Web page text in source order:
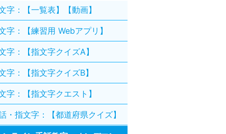
字：【一覧表】【動画】
字：【練習用 Webアプリ】
字：【指文字クイズA】
字：【指文字クイズB】
字：【指文字クエスト】
・指文字：【都道府県クイズ】